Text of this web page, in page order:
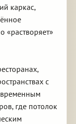
каркас,
«растворяет»
с
где потолок